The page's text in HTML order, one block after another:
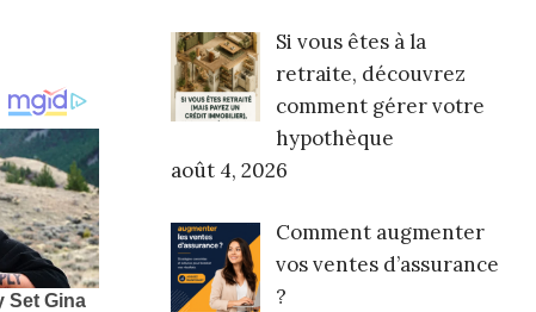
Si vous êtes à la
retraite, découvrez
comment gérer votre
hypothèque
août 4, 2026
Comment augmenter
vos ventes d’assurance
?